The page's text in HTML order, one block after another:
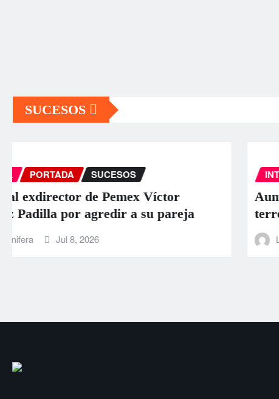
SUCESOS
INTERNACIONAL PORTADA
Aumentan a 589 los muertos por los
terremotos en Venezuela
La Carbonifera